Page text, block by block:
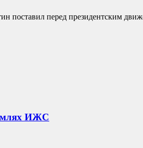
перед президентским
ИЖС